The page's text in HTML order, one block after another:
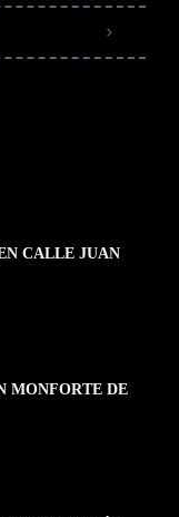
CALLE JUAN
MONFORTE DE